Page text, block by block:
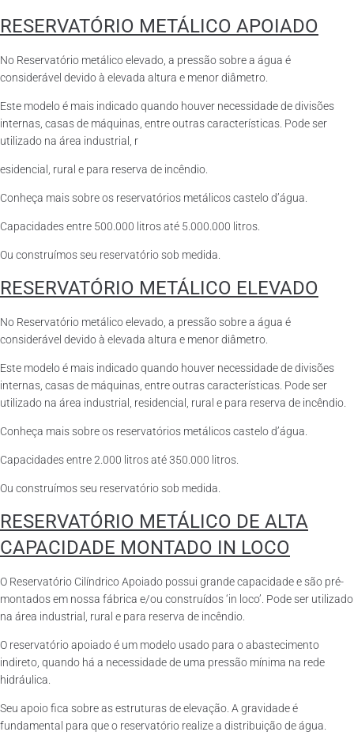
RESERVATÓRIO METÁLICO APOIADO
No Reservatório metálico elevado, a pressão sobre a água é
considerável devido à elevada altura e menor diâmetro.
Este modelo é mais indicado quando houver necessidade de divisões
internas, casas de máquinas, entre outras características. Pode ser
utilizado na área industrial, r
esidencial, rural e para reserva de incêndio.
Conheça mais sobre os reservatórios metálicos castelo d’água.
Capacidades entre 500.000 litros até 5.000.000 litros.
Ou construímos seu reservatório sob medida.
RESERVATÓRIO METÁLICO ELEVADO
No Reservatório metálico elevado, a pressão sobre a água é
considerável devido à elevada altura e menor diâmetro.
Este modelo é mais indicado quando houver necessidade de divisões
internas, casas de máquinas, entre outras características. Pode ser
utilizado na área industrial, residencial, rural e para reserva de incêndio.
Conheça mais sobre os reservatórios metálicos castelo d’água.
Capacidades entre 2.000 litros até 350.000 litros.
Ou construímos seu reservatório sob medida.
RESERVATÓRIO METÁLICO DE ALTA
CAPACIDADE MONTADO IN LOCO
O Reservatório Cilíndrico Apoiado possui grande capacidade e são pré-
montados em nossa fábrica e/ou construídos ‘in loco’. Pode ser utilizado
na área industrial, rural e para reserva de incêndio.
O reservatório apoiado é um modelo usado para o abastecimento
indireto, quando há a necessidade de uma pressão mínima na rede
hidráulica.
Seu apoio fica sobre as estruturas de elevação. A gravidade é
fundamental para que o reservatório realize a distribuição de água.